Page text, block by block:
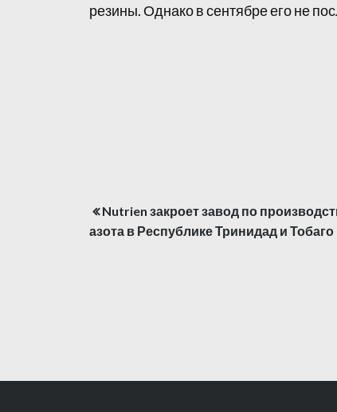
резины. Однако в сентябре его не
Навигация
Nutrien закроет завод по
азота в Республике Тринидад и Тобаго